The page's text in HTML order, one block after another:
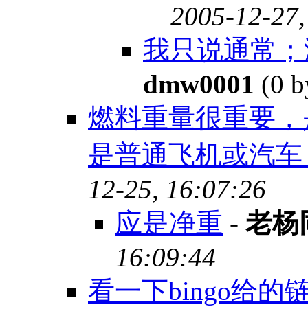
2005-12-
我只说通常
dmw0001 (0
燃料重量很重要
是普通飞机或汽
12-25, 16:07:26
应是净重 - 老杨
16:09:44
看一下bingo给的